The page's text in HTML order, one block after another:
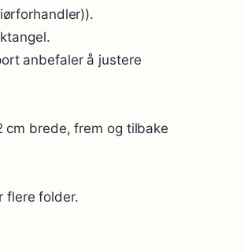
anbefaler å justere
brede, frem og tilbake
flere folder.